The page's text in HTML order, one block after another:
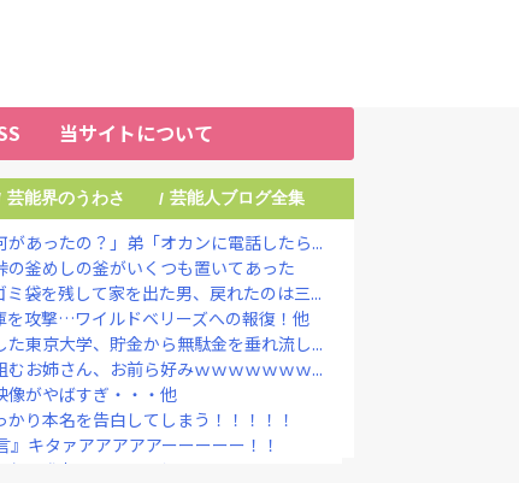
当サイトについて
芸能界のうわさ / 芸能人ブログ全集
あったの？」弟「オカンに電話したら...
釜めしの釜がいくつも置いてあった
ミ袋を残して家を出た男、戻れたのは三...
を攻撃…ワイルドベリーズへの報復！他
東京大学、貯金から無駄金を垂れ流し...
むお姉さん、お前ら好みｗｗｗｗｗｗｗ...
像がやばすぎ・・・他
り本名を告白してしまう！！！！！
』キタァアアアアアーーーーー！！
い発表をしてしまう！！！！！